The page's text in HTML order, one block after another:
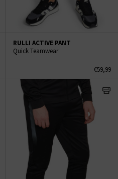
RULLI ACTIVE PANT
Quick Teamwear
€59,99